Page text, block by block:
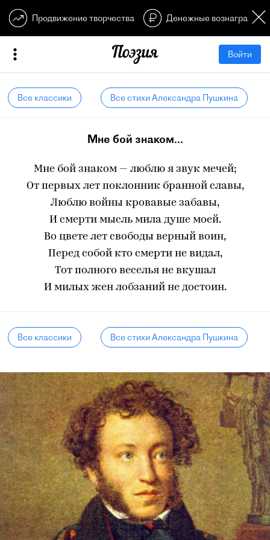
Продвижение творчества Денежные
Войти
Все классики Все стихи Александра Пушкина
Мне бой знаком...
Мне бой знаком — люблю я звук мечей;
От первых лет поклонник бранной славы,
Люблю войны кровавые забавы,
И смерти мысль мила душе моей.
Во цвете лет свободы верный воин,
Перед собой кто смерти не видал,
Тот полного веселья не вкушал
И милых жен лобзаний не достоин.
Все классики Все стихи Александра Пушкина